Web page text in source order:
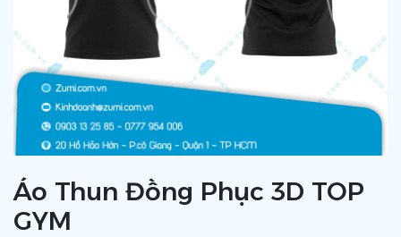
Áo Thun Đồng Phục 3D TOP
GYM